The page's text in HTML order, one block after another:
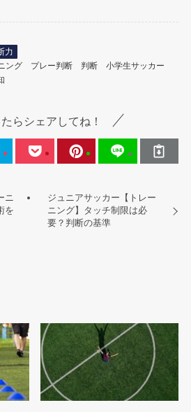
力
ング プレー判断 判断
小学生サッカー
らシェアしてね！
ニ
を
ジュニアサッカー【トレー
ニング】タッチ制限は必
要？判断の基準